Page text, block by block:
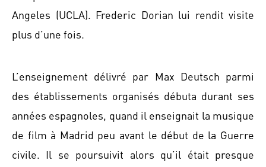
Angeles (UCLA). Frederic Dorian lui rendit visite
plus d’une fois.
L’enseignement délivré par Max Deutsch parmi
des établissements organisés débuta durant ses
années espagnoles, quand il enseignait la musique
de film à Madrid peu avant le début de la Guerre
civile. Il se poursuivit alors qu’il était presque